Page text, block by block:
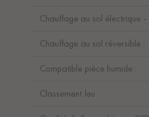
Chauffage au sol électrique -
Chauffage au sol réversible :
Compatible pièce humide :
Classement feu :